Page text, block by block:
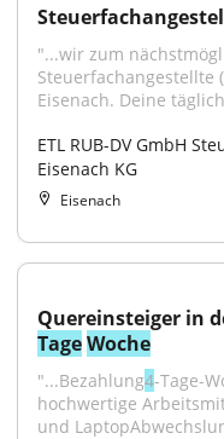
"...wir zum
Steuerfachangestellte
Eisenach. Deine
ETL RUB-DV GmbH
Eisenach KG
Eisenach
Quereinsteiger in
TageWoche
"...Bezahlung4-Tage-
hochwertige
und